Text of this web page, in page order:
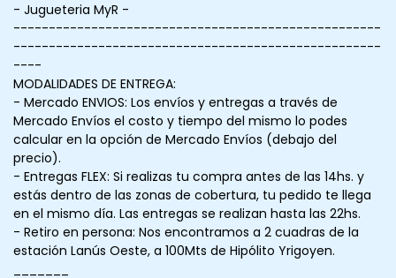
- Jugueteria MyR -
----------------------------------------------------
----------------------------------------------------
----
MODALIDADES DE ENTREGA:
- Mercado ENVIOS: Los envíos y entregas a través de
Mercado Envíos el costo y tiempo del mismo lo podes
calcular en la opción de Mercado Envíos (debajo del
precio).
- Entregas FLEX: Si realizas tu compra antes de las 14hs. y
estás dentro de las zonas de cobertura, tu pedido te llega
en el mismo día. Las entregas se realizan hasta las 22hs.
- Retiro en persona: Nos encontramos a 2 cuadras de la
estación Lanús Oeste, a 100Mts de Hipólito Yrigoyen.